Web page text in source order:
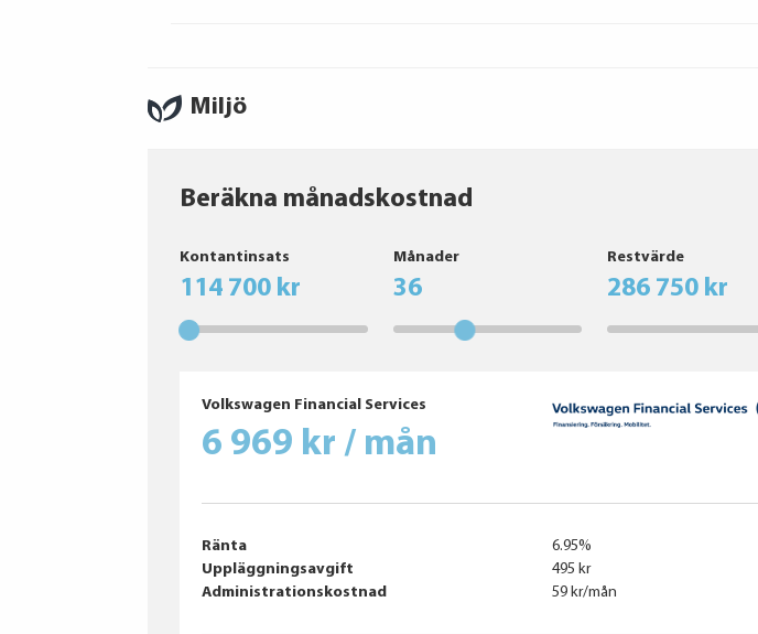
Miljö
Beräkna månadskostnad
Kontantinsats
114 700 kr
Månader
36
Restvärde
286 750 kr
Volkswagen Financial Services
6 969 kr / mån
Ränta
6.95%
Uppläggningsavgift
495 kr
Administrationskostnad
59 kr/mån